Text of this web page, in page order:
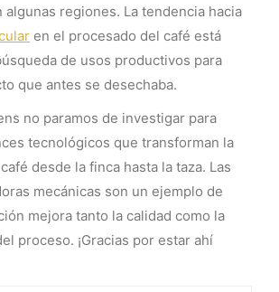
regiones. La tendencia hacia
en el procesado del café está
de usos productivos para
que antes se desechaba.
no paramos de investigar para
tecnológicos que transforman la
desde la finca hasta la taza. Las
mecánicas son un ejemplo de
mejora tanto la calidad como la
proceso. ¡Gracias por estar ahí